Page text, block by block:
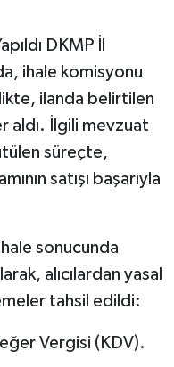
DKMP İl
ihale komisyonu
ilanda belirtilen
aldı. İlgili mevzuat
süreçte,
satışı başarıyla
sonucunda
alıcılardan yasal
tahsil edildi:
Vergisi (KDV).